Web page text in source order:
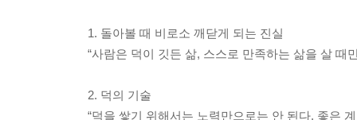
1. 돌아볼 때 비로소 깨닫게 되는 진실
“사람은 덕이 깃든 삶, 스스로 만족하는 삶을 살 때
2. 덕의 기술
“덕을 쌓기 위해서는 노력만으로는 안 된다. 좋은